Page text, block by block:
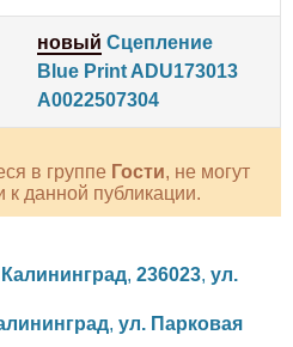
новый Сцепление
Blue Print ADU173013
A0022507304
в группе Гости, не могут
к данной публикации.
Калининград, 236023, ул.
, ул. Парковая